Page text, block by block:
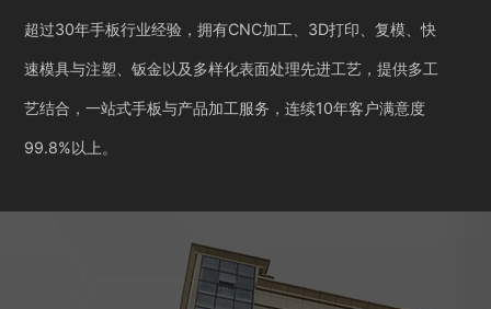
超过30年手板行业经验，拥有CNC加工、3D打印、复模、快
速模具与注塑、钣金以及多样化表面处理先进工艺，提供多工
艺结合，一站式手板与产品加工服务，连续10年客户满意度
99.8%以上。